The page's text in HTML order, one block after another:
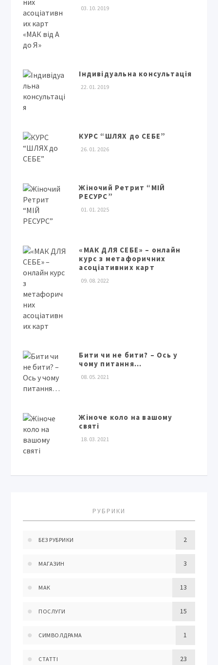
03. 10. 2019
Індивідуальна консультація
22. 01. 2019
КУРС “ШЛЯХ до СЕБЕ”
26. 01. 2026
Жіночий Ретрит “МІЙ
РЕСУРС”
01. 01. 2025
«МАК ДЛЯ СЕБЕ» – онлайн
курс з метафоричних
асоціативних карт
09. 08. 2022
Бити чи не бити? – Ось у
чому питання…
08. 05. 2021
Жіноче коло на вашому
святі
18. 03. 2021
РУБРИКИ
БЕЗ РУБРИКИ 2
МАГАЗИН 3
МАК 13
ПОСЛУГИ 15
СИМВОЛДРАМА 1
СТАТТІ 23